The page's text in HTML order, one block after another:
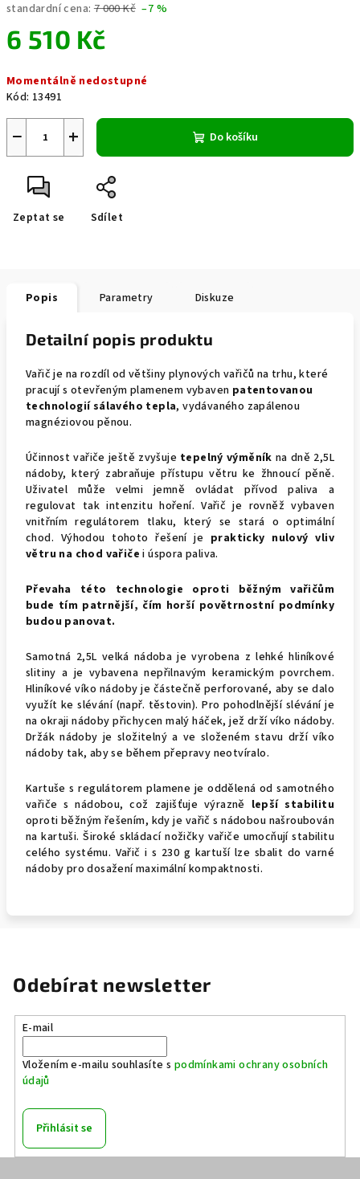
standardní cena: 7 000 Kč –7 %
6 510 Kč
cena:
Momentálně nedostupné
Kód: 13491
+
− Do košíku
Zeptat se Sdílet
Popis Parametry Diskuze
Detailní popis produktu
Vařič je na rozdíl od většiny plynových vařičů na trhu, které
pracují s otevřeným plamenem vybaven patentovanou
technologií sálavého tepla, vydávaného zapálenou
magnéziovou pěnou.
Účinnost vařiče ještě zvyšuje tepelný výměník na dně 2,5L
nádoby, který zabraňuje přístupu větru ke žhnoucí pěně.
Uživatel může velmi jemně ovládat přívod paliva a
regulovat tak intenzitu hoření. Vařič je rovněž vybaven
vnitřním regulátorem tlaku, který se stará o optimální
chod. Výhodou tohoto řešení je prakticky nulový vliv
větru na chod vařiče i úspora paliva.
Převaha této technologie oproti běžným vařičům
bude tím patrnější, čím horší povětrnostní podmínky
budou panovat.
Samotná 2,5L velká nádoba je vyrobena z lehké hliníkové
slitiny a je vybavena nepřilnavým keramickým povrchem.
Hliníkové víko nádoby je částečně perforované, aby se dalo
využít ke slévání (např. těstovin). Pro pohodlnější slévání je
na okraji nádoby přichycen malý háček, jež drží víko nádoby.
Držák nádoby je složitelný a ve složeném stavu drží víko
nádoby tak, aby se během přepravy neotvíralo.
Kartuše s regulátorem plamene je oddělená od samotného
vařiče s nádobou, což zajišťuje výrazně lepší stabilitu
oproti běžným řešením, kdy je vařič s nádobou našroubován
na kartuši. Široké skládací nožičky vařiče umocňují stabilitu
celého systému. Vařič i s 230 g kartuší lze sbalit do varné
nádoby pro dosažení maximální kompaktnosti.
Odebírat newsletter
E-mail
Vložením e-mailu souhlasíte s podmínkami ochrany osobních
údajů
Přihlásit se